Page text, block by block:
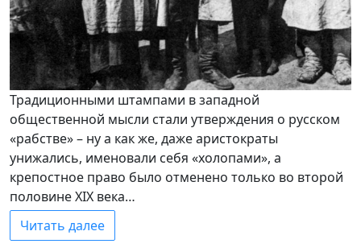
Традиционными штампами в западной
общественной мысли стали утверждения о русском
«рабстве» – ну а как же, даже аристократы
унижались, именовали себя «холопами», а
крепостное право было отменено только во второй
половине XIX века…
Читать далее